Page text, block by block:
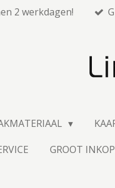
2 werkdagen!
GROOT